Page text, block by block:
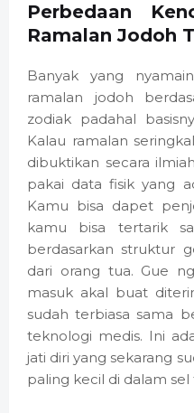
Perbedaan
Ramalan Jodoh
Banyak yang
ramalan jodoh
zodiak padahal
Kalau ramalan
dibuktikan secara
pakai data fisik yang
Kamu bisa dapet
kamu bisa tertarik
berdasarkan struktur
dari orang tua. Gue
masuk akal buat
sudah terbiasa sama
teknologi medis. Ini
jati diri yang sekarang
paling kecil di dalam